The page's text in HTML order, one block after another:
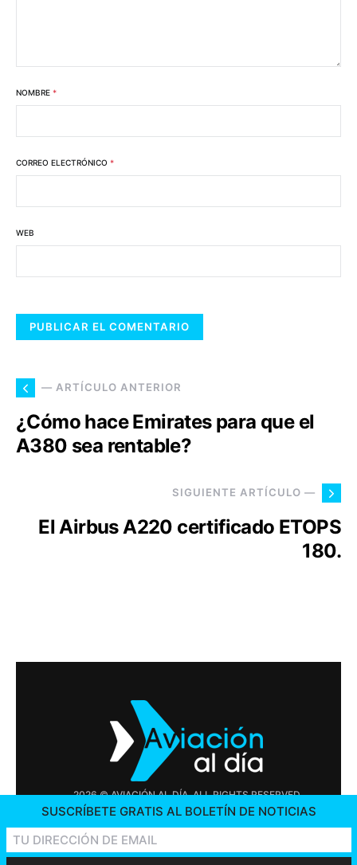
NOMBRE *
CORREO ELECTRÓNICO *
WEB
— ARTÍCULO ANTERIOR
¿Cómo hace Emirates para que el
A380 sea rentable?
SIGUIENTE ARTÍCULO —
El Airbus A220 certificado ETOPS
180.
2026 © AVIACIÓN AL DÍA. ALL RIGHTS RESERVED
OFERTAS DE TRABAJO
SUSCRÍBETE GRATIS AL BOLETÍN DE NOTICIAS